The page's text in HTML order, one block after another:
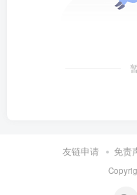
友链申请 免责